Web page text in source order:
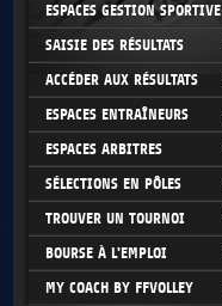
ESPACES GESTION SPORTIVE
SAISIE DES RÉSULTATS
ACCÉDER AUX RÉSULTATS
ESPACES ENTRAÎNEURS
ESPACES ARBITRES
SÉLECTIONS EN PÔLES
TROUVER UN TOURNOI
BOURSE À L'EMPLOI
MY COACH BY FFVOLLEY